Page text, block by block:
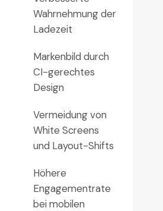
Wahrnehmung der
Ladezeit
Markenbild durch
CI-gerechtes
Design
Vermeidung von
White Screens
und Layout-Shifts
Höhere
Engagementrate
bei mobilen